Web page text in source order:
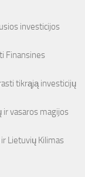
investicijos
Finansines
tikrąją investicijų
vasaros magijos
Lietuvių Kilimas